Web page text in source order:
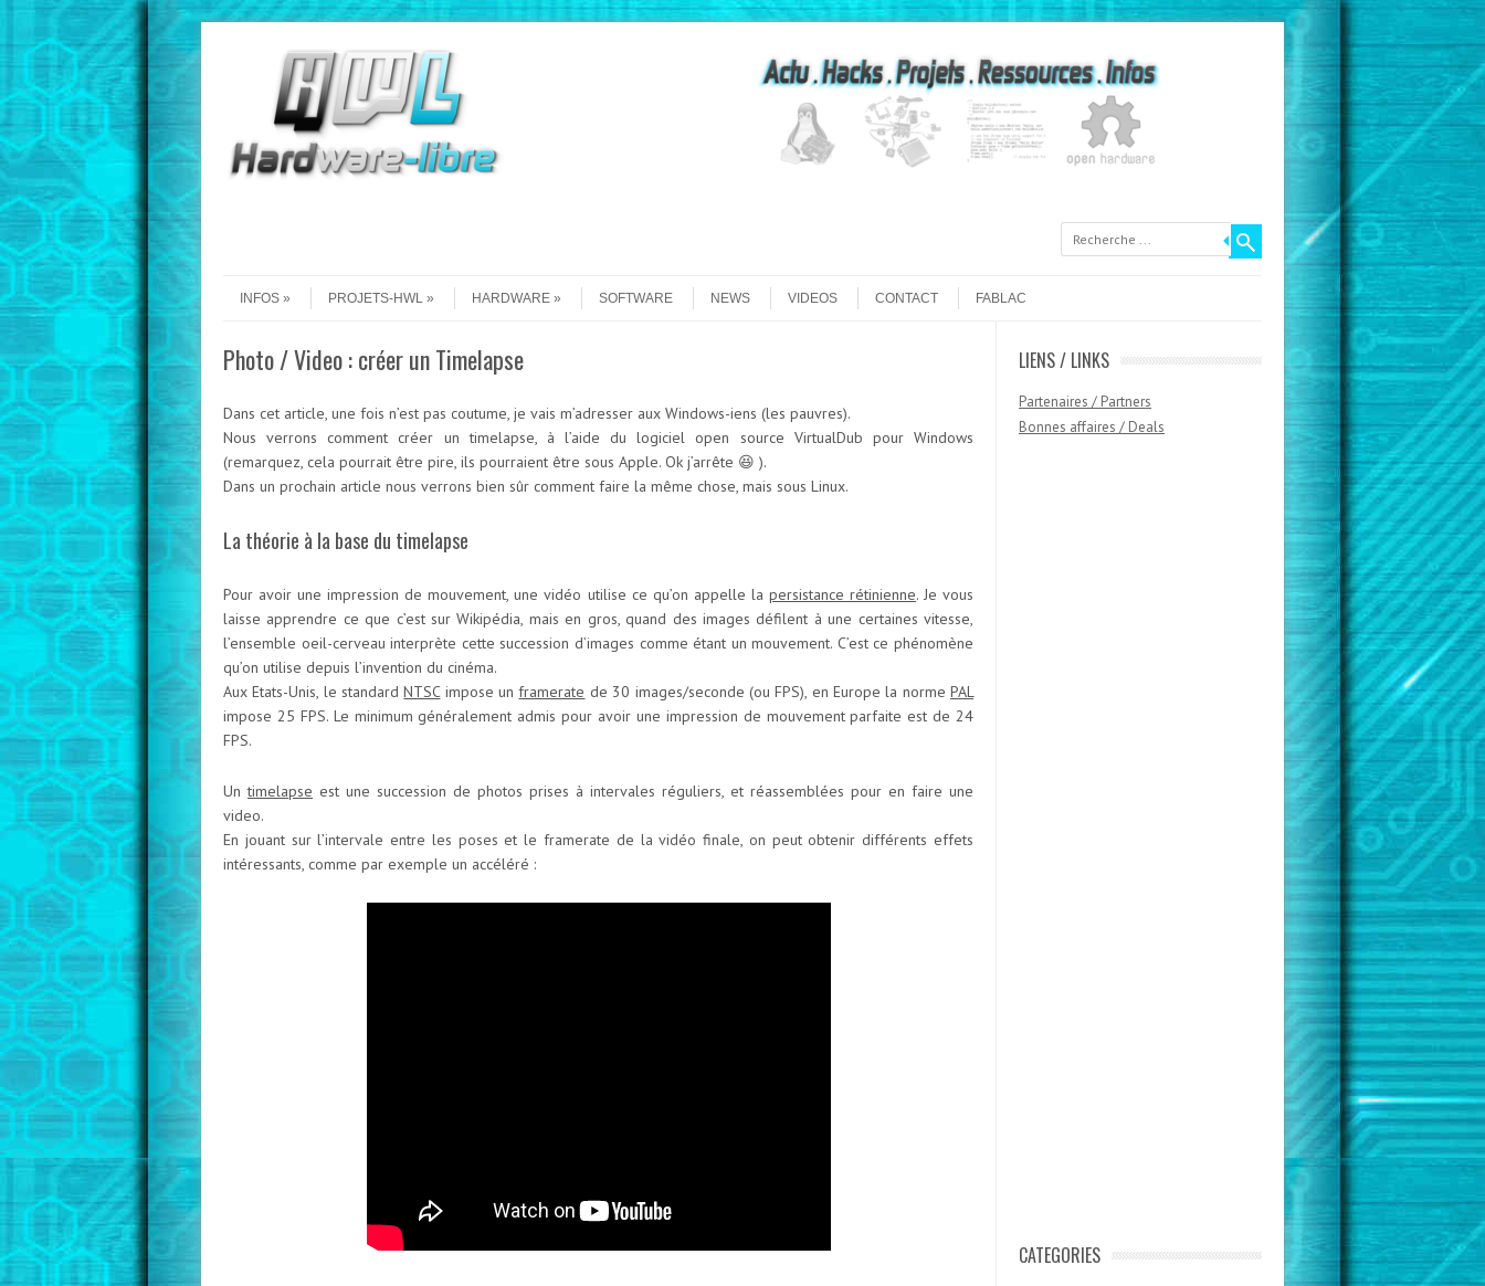
Menu
INFOS
PROJETS-HWL HARDWARE SOFTWARE NEWS VIDEOS CONTACT FABLAC
Photo / Video : créer un Timelapse
Dans cet article, une fois n’est pas coutume, je vais m’adresser aux Windows-iens (les pauvres).
Nous verrons comment créer un timelapse, à l’aide du logiciel open source VirtualDub pour Windows
(remarquez, cela pourrait être pire, ils pourraient être sous Apple. Ok j’arrête 😆 ).
Dans un prochain article nous verrons bien sûr comment faire la même chose, mais sous Linux.
La théorie à la base du timelapse
Pour avoir une impression de mouvement, une vidéo utilise ce qu’on appelle la persistance rétinienne. Je vous
laisse apprendre ce que c’est sur Wikipédia, mais en gros, quand des images défilent à une certaines vitesse,
l’ensemble oeil-cerveau interprète cette succession d’images comme étant un mouvement. C’est ce phénomène
qu’on utilise depuis l’invention du cinéma.
Aux Etats-Unis, le standardNTSCimpose unframerate de 30 images/seconde (ou FPS), en Europe la normePAL
impose 25 FPS. Le minimum généralement admis pour avoir une impression de mouvement parfaite est de 24
FPS.
Untimelapse est une succession de photos prises à intervales réguliers, et réassemblées pour en faire une
video.
En jouant sur l’intervale entre les poses et le framerate de la vidéo finale, on peut obtenir différents effets
intéressants, comme par exemple un accéléré :
LIENS / LINKS
Partenaires / Partners
Bonnes affaires / Deals
CATEGORIES